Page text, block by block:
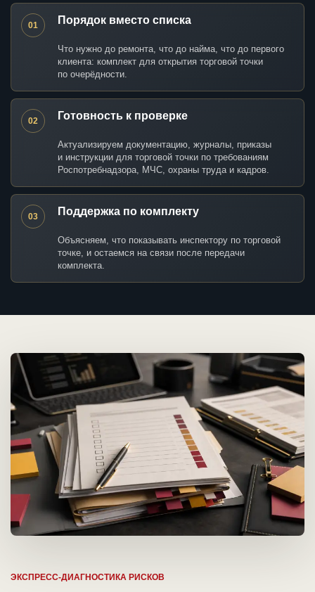
01 Порядок вместо списка
Что нужно до ремонта, что до найма, что до первого
клиента: комплект для открытия торговой точки
по очерёдности.
02 Готовность к проверке
Актуализируем документацию, журналы, приказы
и инструкции для торговой точки по требованиям
Роспотребнадзора, МЧС, охраны труда и кадров.
03 Поддержка по комплекту
Объясняем, что показывать инспектору по торговой
точке, и остаемся на связи после передачи
комплекта.
ЭКСПРЕСС-ДИАГНОСТИКА РИСКОВ